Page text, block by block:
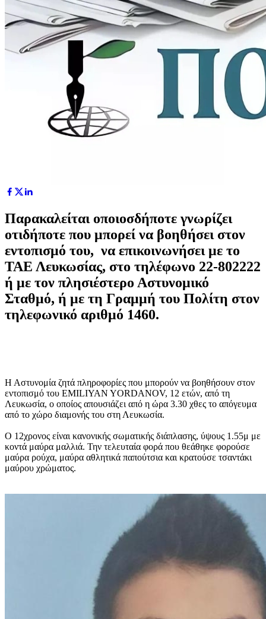
Παρακαλείται οποιοσδήποτε γνωρίζει
οτιδήποτε που μπορεί να βοηθήσει στον
εντοπισμό του, να επικοινωνήσει με το
ΤΑΕ Λευκωσίας, στο τηλέφωνο 22-802222
ή με τον πλησιέστερο Αστυνομικό
Σταθμό, ή με τη Γραμμή του Πολίτη στον
τηλεφωνικό αριθμό 1460.
Η Αστυνομία ζητά πληροφορίες που μπορούν να βοηθήσουν στον
εντοπισμό του EMILIYAN YORDANOV, 12 ετών, από τη
Λευκωσία, ο οποίος απουσιάζει από η ώρα 3.30 χθες το απόγευμα
από το χώρο διαμονής του στη Λευκωσία.
Ο 12χρονος είναι κανονικής σωματικής διάπλασης, ύψους 1.55μ με
κοντά μαύρα μαλλιά. Την τελευταία φορά που θεάθηκε φορούσε
μαύρα ρούχα, μαύρα αθλητικά παπούτσια και κρατούσε τσαντάκι
μαύρου χρώματος.